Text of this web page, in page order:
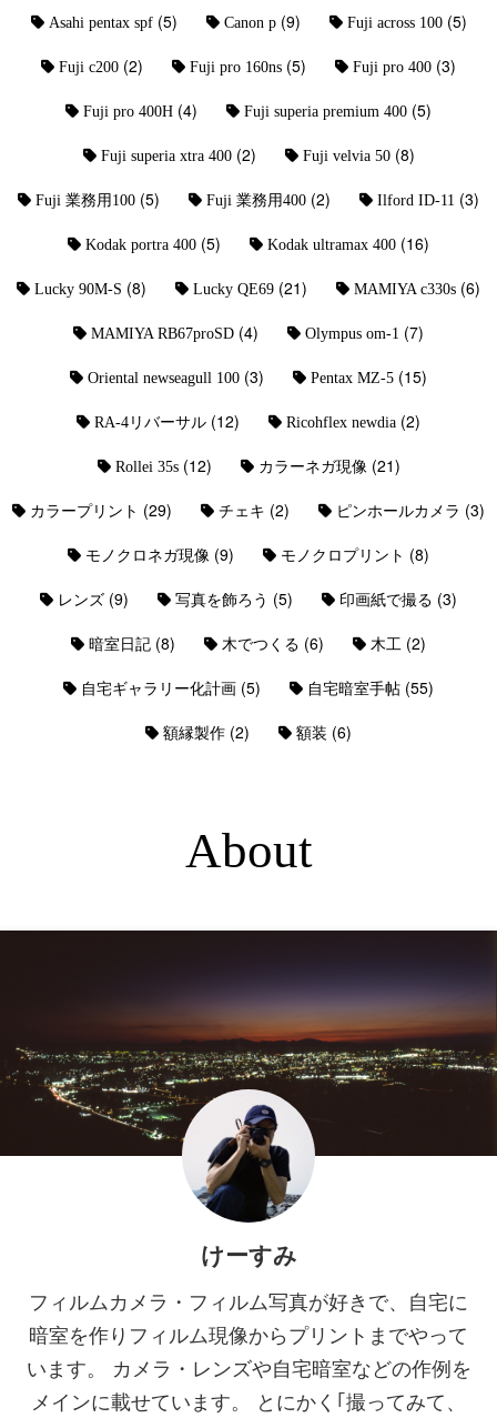
Asahi pentax spf(5) Canon p(9) Fuji across 100(5)
Fuji c200 (2) Fuji pro 160ns (5) Fuji pro 400 (3)
Fuji pro 400H (4) Fuji superia premium 400 (5)
Fuji superia xtra 400(2) Fuji velvia 50(8)
Fuji 業務用100 (5) Fuji 業務用400 (2) Ilford ID-11 (3)
Kodak portra 400 (5) Kodak ultramax 400 (16)
Lucky 90M-S (8) Lucky QE69 (21) MAMIYA c330s (6)
MAMIYA RB67proSD (4) Olympus om-1 (7)
Oriental newseagull 100 (3) Pentax MZ-5 (15)
RA-4リバーサル (12) Ricohflex newdia (2)
Rollei 35s(12) カラーネガ現像 (21)
カラープリント (29) チェキ (2) ピンホールカメラ (3)
モノクロネガ現像 (9) モノクロプリント (8)
レンズ (9) 写真を飾ろう (5) 印画紙で撮る (3)
暗室日記 (8) 木でつくる (6) 木工 (2)
自宅ギャラリー化計画 (5) 自宅暗室手帖 (55)
額縁製作 (2) 額装 (6)
About
けーすみ
フィルムカメラ・フィルム写真が好きで、自宅に
暗室を作りフィルム現像からプリントまでやって
います。 カメラ・レンズや自宅暗室などの作例を
メインに載せています。 とにかく｢撮ってみて、